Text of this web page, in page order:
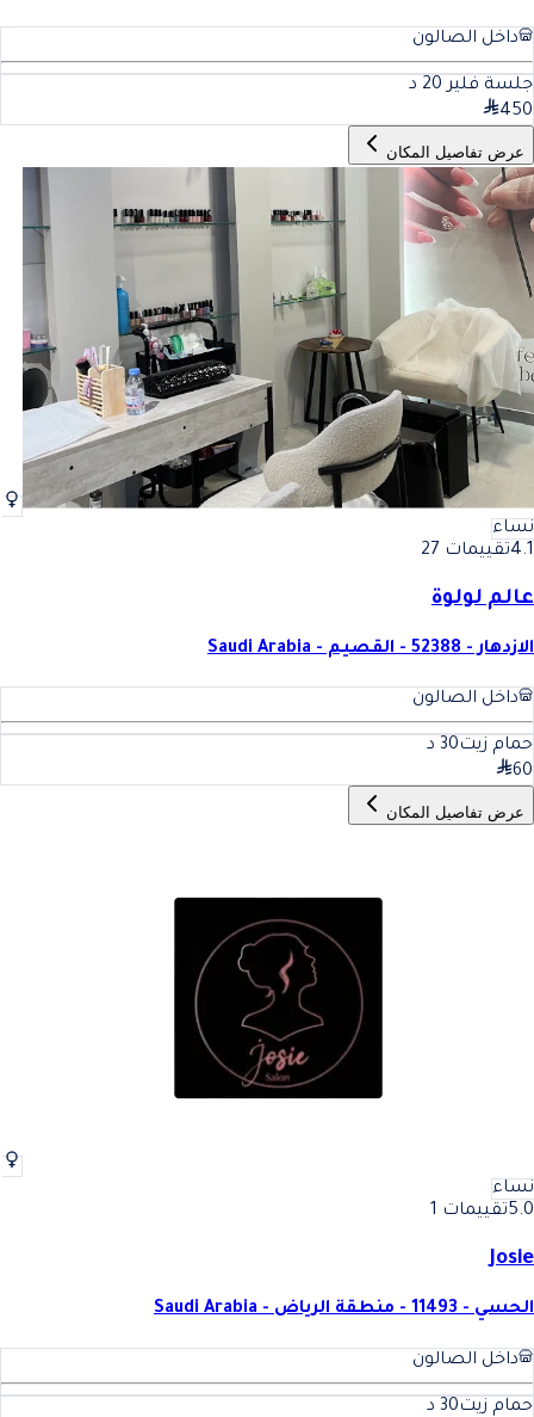
داخل الصالون
جلسة فلير 20 د
450
عرض تفاصيل المكان
نساء
4.1تقييمات 27
عالم لولوة
الازدهار - 52388 - القصيم - Saudi Arabia
داخل الصالون
حمام زيت30 د
60
عرض تفاصيل المكان
نساء
5.0تقييمات 1
Josie
الحسي - 11493 - منطقة الرياض - Saudi Arabia
داخل الصالون
حمام زيت30 د